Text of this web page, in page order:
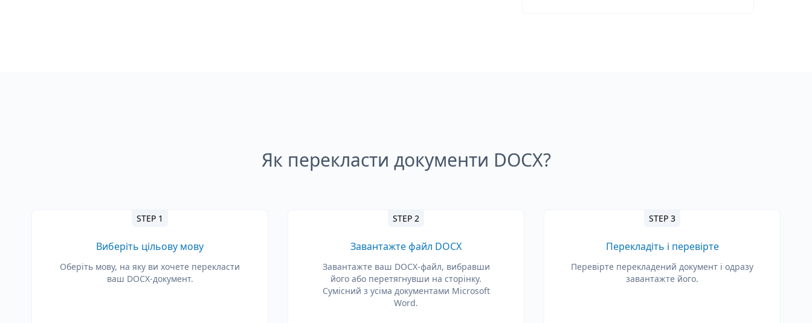
Як перекласти документи DOCX?
STEP 1
Виберіть цільову мову
Оберіть мову, на яку ви хочете перекласти
ваш DOCX-документ.
STEP 2
Завантажте файл DOCX
Завантажте ваш DOCX-файл, вибравши
його або перетягнувши на сторінку.
Сумісний з усіма документами Microsoft
Word.
STEP 3
Перекладіть і перевірте
Перевірте перекладений документ і одразу
завантажте його.